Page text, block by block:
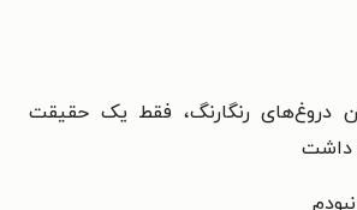
دروغ‌های رنگارنگ، فقط یک حقیقت
داشت